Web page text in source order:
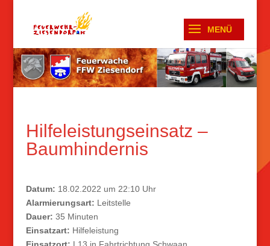
Hilfeleistungseinsatz –
Baumhindernis
Datum: 18.02.2022 um 22:10 Uhr
Alarmierungsart: Leitstelle
Dauer: 35 Minuten
Einsatzart: Hilfeleistung